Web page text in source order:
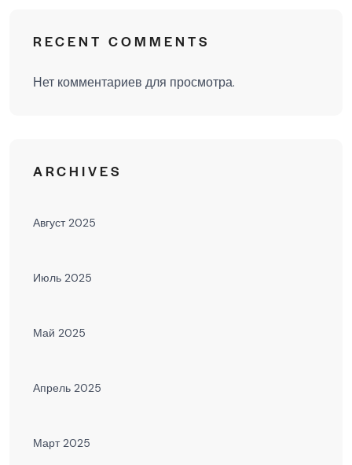
RECENT COMMENTS
Нет комментариев для просмотра.
ARCHIVES
Август 2025
Июль 2025
Май 2025
Апрель 2025
Март 2025